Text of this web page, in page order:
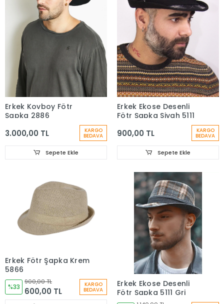
Erkek Kovboy Fötr
Şapka 2886
3.000,00 TL KARGO
BEDAVA
Sepete Ekle
Erkek Ekose Desenli
Fötr Şapka Siyah 5111
900,00 TL KARGO
BEDAVA
Sepete Ekle
Erkek Fötr Şapka Krem
5866
%33
900,00 TL
600,00 TL
KARGO
BEDAVA
Erkek Ekose Desenli
Fötr Şapka 5111 Gri